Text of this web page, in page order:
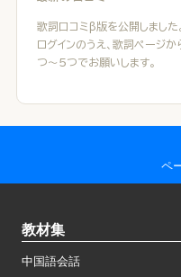
歌詞口コミβ版を公開しました
ログインのうえ、歌詞ページ
つ～５つでお願いします。
ペ
教材集
中国語会話